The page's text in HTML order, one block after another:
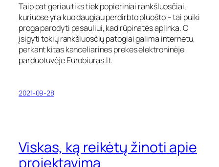
Taip pat geriau tiks tiek popieriniai rankšluosčiai,
kuriuose yra kuo daugiau perdirbto pluošto – tai puiki
proga parodyti pasauliui, kad rūpinatės aplinka. O
įsigyti tokių rankšluosčių patogiai galima internetu,
perkant kitas kanceliarines prekes elektroninėje
parduotuvėjeEurobiuras.lt.
2021-09-28
Viskas, ką reikėtų žinoti apie
projektavimą